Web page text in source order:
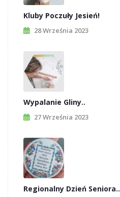
Kluby Poczuły Jesień!
28 Września 2023
Wypalanie Gliny..
27 Września 2023
Regionalny Dzień Seniora..